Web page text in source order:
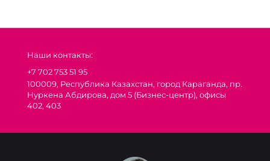
Наши контакты:
+7 702 753 51 95
100009, Республика Казахстан, город Караганда, пр.
Нуркена Абдирова, дом 5 (Бизнес-центр), офисы
402, 403